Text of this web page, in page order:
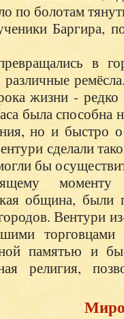
по болотам
Баргира,
в
различные
жизни -
была способна
но и быстро
сделали
бы
моменту
община, были
Вентури
памятью и
религия,